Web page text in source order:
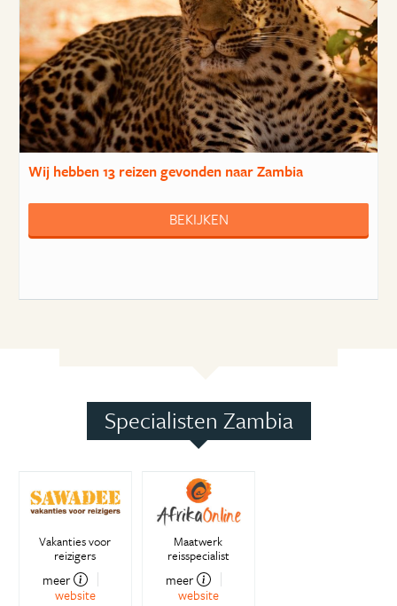
Wij hebben13 reizengevonden naar Zambia
BEKIJKEN
Specialisten Zambia
Vakanties voor
reizigers
meer
website
Maatwerk
reisspecialist
meer
website